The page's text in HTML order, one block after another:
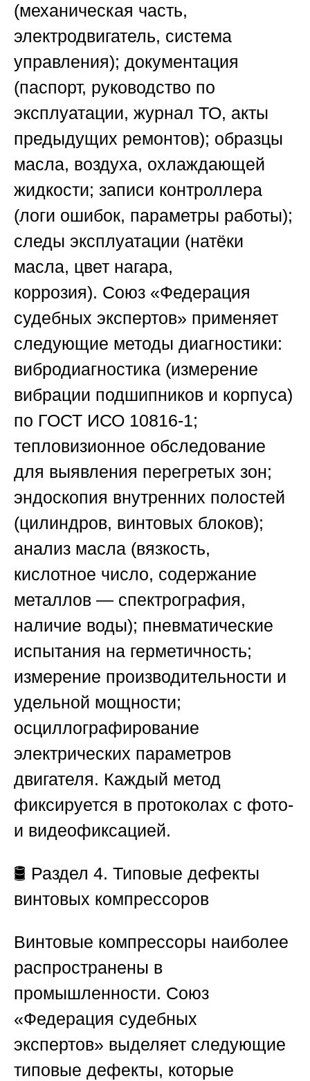
(механическая часть,
электродвигатель, система
управления); документация
(паспорт, руководство по
эксплуатации, журнал ТО, акты
предыдущих ремонтов); образцы
масла, воздуха, охлаждающей
жидкости; записи контроллера
(логи ошибок, параметры работы);
следы эксплуатации (натёки
масла, цвет нагара,
коррозия). Союз «Федерация
судебных экспертов» применяет
следующие методы диагностики:
вибродиагностика (измерение
вибрации подшипников и корпуса)
по ГОСТ ИСО 10816-1;
тепловизионное обследование
для выявления перегретых зон;
эндоскопия внутренних полостей
(цилиндров, винтовых блоков);
анализ масла (вязкость,
кислотное число, содержание
металлов — спектрография,
наличие воды); пневматические
испытания на герметичность;
измерение производительности и
удельной мощности;
осциллографирование
электрических параметров
двигателя. Каждый метод
фиксируется в протоколах с фото-
и видеофиксацией.
🛢️ Раздел 4. Типовые дефекты
винтовых компрессоров
Винтовые компрессоры наиболее
распространены в
промышленности. Союз
«Федерация судебных
экспертов» выделяет следующие
типовые дефекты, которые